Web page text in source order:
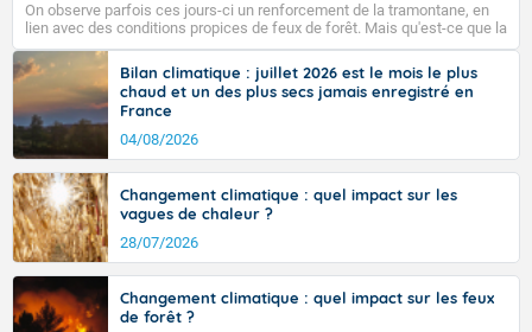
On observe parfois ces jours-ci un renforcement de la tramontane, en
lien avec des conditions propices de feux de forêt. Mais qu'est-ce que la
tramontane ? Quelles sont ses caractéristiques ? La tramontane est un
vent turbulent soufflant de secteur nord-ouest à nord, ou ouest à nord-
ouest, dans un secteur qui part du Roussillon à la vallée de l’Aude et à
l’ouest de l’Hérault. L’étymologie de ce vent vient du latin trasmontanus,
signifiant au-delà des monts, en allusion aux régions montagneuses
d’où provient ce vent.
Bilan climatique : juillet 2026 est le mois le plus
chaud et un des plus secs jamais enregistré en
France
04/08/2026
Changement climatique : quel impact sur les
vagues de chaleur ?
28/07/2026
Changement climatique : quel impact sur les feux
de forêt ?